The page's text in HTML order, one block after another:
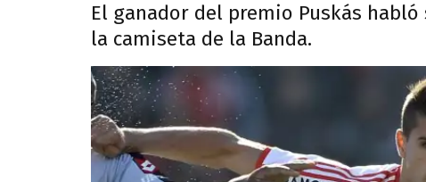
El ganador del premio Puskás
la camiseta de la Banda.